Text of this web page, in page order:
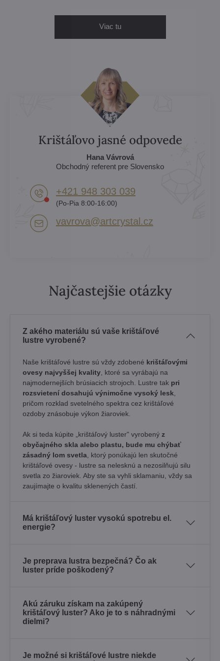
Viac tu
Krištáľovo jasné odpovede
Hana Vávrová
Obchodný referent pre Slovensko
+421 948 303 039
(Po-Pia 8:00-16:00)
vavrova​@artcrystal​.cz
Najčastejšie otázky
Z akého materiálu sú vaše krištáľové
lustre vyrobené?
Naše krištáľové lustre sú vždy zdobené krištáľovými
ovesy najvyššej kvality , ktoré sa vyrábajú na
najmodernejších brúsiacich strojoch. Lustre tak pri
rozsvietení dosahujú výnimočne vysoký lesk
pričom rozklad svetelného spektra cez krištáľové
ozdoby znásobuje výkon žiaroviek.
Ak si teda kúpite „krištáľový luster" vyrobený z
obyčajného skla alebo plastu, bude mu chýbať
zásadný lom svetla , ktorý ponúkajú len skutočné
krištáľové ovesy - lustre sa nelesknú a nezosilňujú silu
svetla zo žiaroviek. Aby ste sa vyhli sklamaniu, vždy sa
zaujímajte o kvalitu sklenených častí.
Má krištáľový luster vysokú spotrebu el.
energie?
Je preprava lustra bezpečná? Čo ak
luster príde poškodený?
Akú záruku získam na zakúpený
krištáľový luster? Ako je to s náhradnými
dielmi?
Je možné si krištáľové lustre niekde